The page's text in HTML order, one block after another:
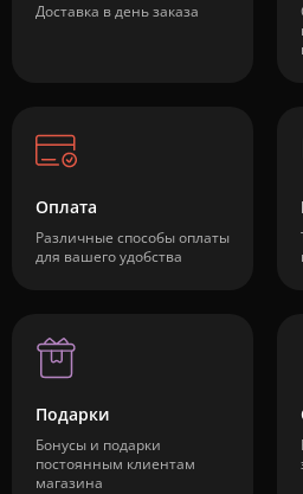
Доставка в день заказа
Оплата
Различные способы оплаты
для вашего удобства
Подарки
Бонусы и подарки
постоянным клиентам
магазина